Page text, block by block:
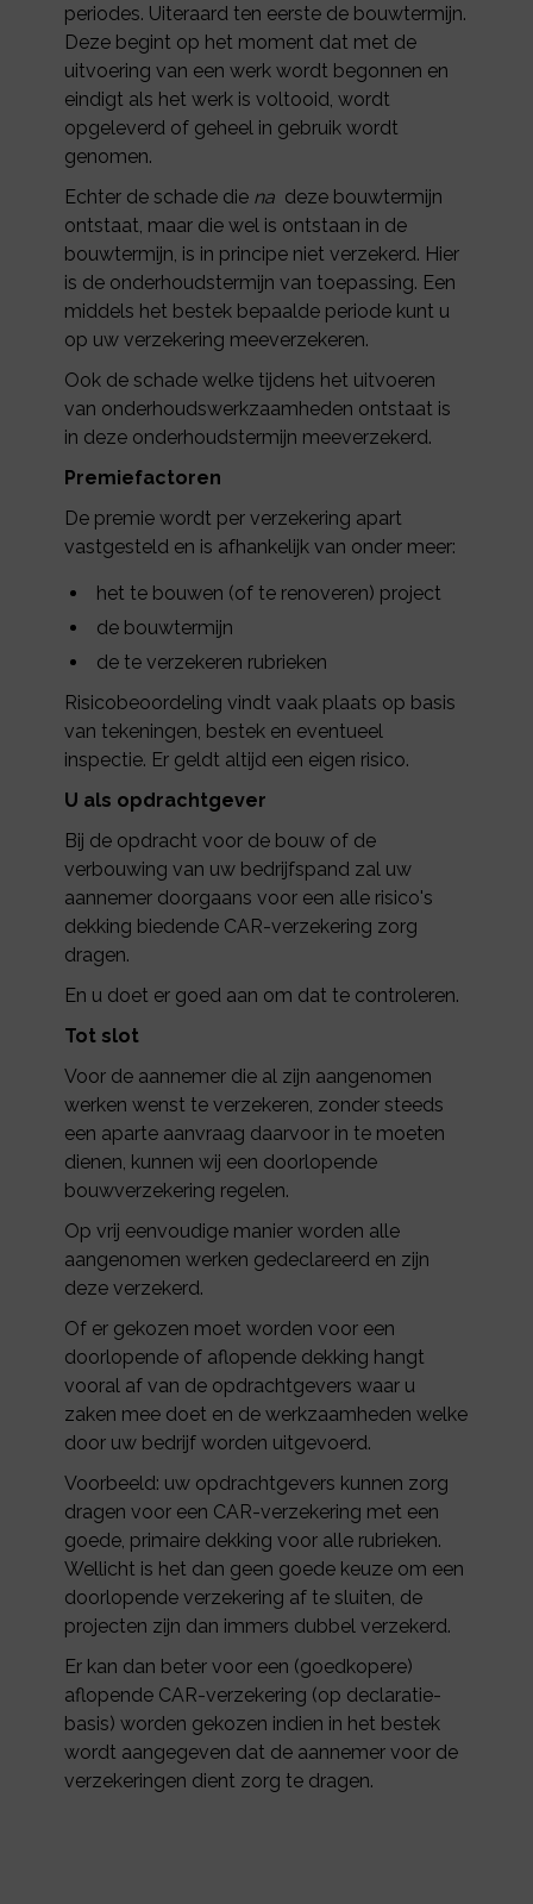
periodes. Uiteraard ten eerste de bouwtermijn.
Deze begint op het moment dat met de
uitvoering van een werk wordt begonnen en
eindigt als het werk is voltooid, wordt
opgeleverd of geheel in gebruik wordt
genomen.
Echter de schade die na deze bouwtermijn
ontstaat, maar die wel is ontstaan in de
bouwtermijn, is in principe niet verzekerd. Hier
is de onderhoudstermijn van toepassing. Een
middels het bestek bepaalde periode kunt u
op uw verzekering meeverzekeren.
Ook de schade welke tijdens het uitvoeren
van onderhoudswerkzaamheden ontstaat is
in deze onderhoudstermijn meeverzekerd.
Premiefactoren
De premie wordt per verzekering apart
vastgesteld en is afhankelijk van onder meer:
het te bouwen (of te renoveren) project
de bouwtermijn
de te verzekeren rubrieken
Risicobeoordeling vindt vaak plaats op basis
van tekeningen, bestek en eventueel
inspectie. Er geldt altijd een eigen risico.
U als opdrachtgever
Bij de opdracht voor de bouw of de
verbouwing van uw bedrijfspand zal uw
aannemer doorgaans voor een alle risico's
dekking biedende CAR-verzekering zorg
dragen.
En u doet er goed aan om dat te controleren.
Tot slot
Voor de aannemer die al zijn aangenomen
werken wenst te verzekeren, zonder steeds
een aparte aanvraag daarvoor in te moeten
dienen, kunnen wij een doorlopende
bouwverzekering regelen.
Op vrij eenvoudige manier worden alle
aangenomen werken gedeclareerd en zijn
deze verzekerd.
Of er gekozen moet worden voor een
doorlopende of aflopende dekking hangt
vooral af van de opdrachtgevers waar u
zaken mee doet en de werkzaamheden welke
door uw bedrijf worden uitgevoerd.
Voorbeeld: uw opdrachtgevers kunnen zorg
dragen voor een CAR-verzekering met een
goede, primaire dekking voor alle rubrieken.
Wellicht is het dan geen goede keuze om een
doorlopende verzekering af te sluiten, de
projecten zijn dan immers dubbel verzekerd.
Er kan dan beter voor een (goedkopere)
aflopende CAR-verzekering (op declaratie-
basis) worden gekozen indien in het bestek
wordt aangegeven dat de aannemer voor de
verzekeringen dient zorg te dragen.